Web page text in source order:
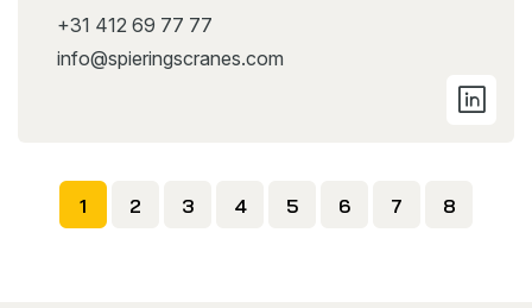
+31 412 69 77 77
info@spieringscranes.com
1 2 3 4 5 6 7 8